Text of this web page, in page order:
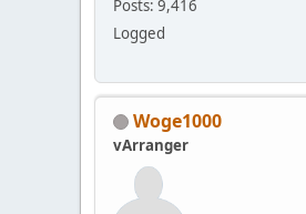
Posts: 9,416
Logged
Woge1000
vArranger